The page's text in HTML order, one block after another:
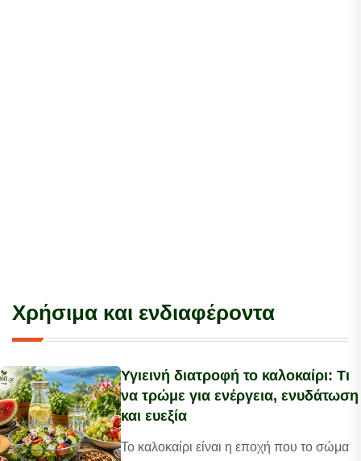
Χρήσιμα και ενδιαφέροντα
Υγιεινή διατροφή το καλοκαίρι: Τι
να τρώμε για ενέργεια, ενυδάτωση
και ευεξία
Το καλοκαίρι είναι η εποχή που το σώμα